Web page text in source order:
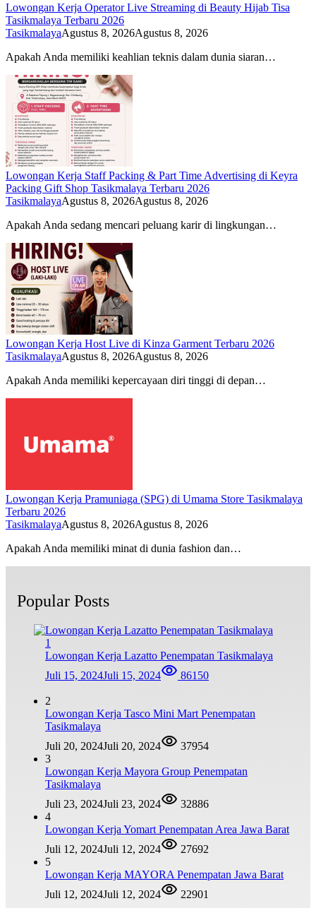
Lowongan Kerja Operator Live Streaming di Beauty Hijab Tisa
Tasikmalaya Terbaru 2026
TasikmalayaAgustus 8, 2026Agustus 8, 2026
Apakah Anda memiliki keahlian teknis dalam dunia siaran…
Lowongan Kerja Staff Packing & Part Time Advertising di Keyra
Packing Gift Shop Tasikmalaya Terbaru 2026
TasikmalayaAgustus 8, 2026Agustus 8, 2026
Apakah Anda sedang mencari peluang karir di lingkungan…
Lowongan Kerja Host Live di Kinza Garment Terbaru 2026
TasikmalayaAgustus 8, 2026Agustus 8, 2026
Apakah Anda memiliki kepercayaan diri tinggi di depan…
Lowongan Kerja Pramuniaga (SPG) di Umama Store Tasikmalaya
Terbaru 2026
TasikmalayaAgustus 8, 2026Agustus 8, 2026
Apakah Anda memiliki minat di dunia fashion dan…
Popular Posts
1
Lowongan Kerja Lazatto Penempatan Tasikmalaya
Juli 15, 2024Juli 15, 2024 86150
2
Lowongan Kerja Tasco Mini Mart Penempatan
Tasikmalaya
Juli 20, 2024Juli 20, 2024
37954
3
Lowongan Kerja Mayora Group Penempatan
Tasikmalaya
Juli 23, 2024Juli 23, 2024
32886
4
Lowongan Kerja Yomart Penempatan Area Jawa Barat
Juli 12, 2024Juli 12, 2024
27692
5
Lowongan Kerja MAYORA Penempatan Jawa Barat
Juli 12, 2024Juli 12, 2024 22901